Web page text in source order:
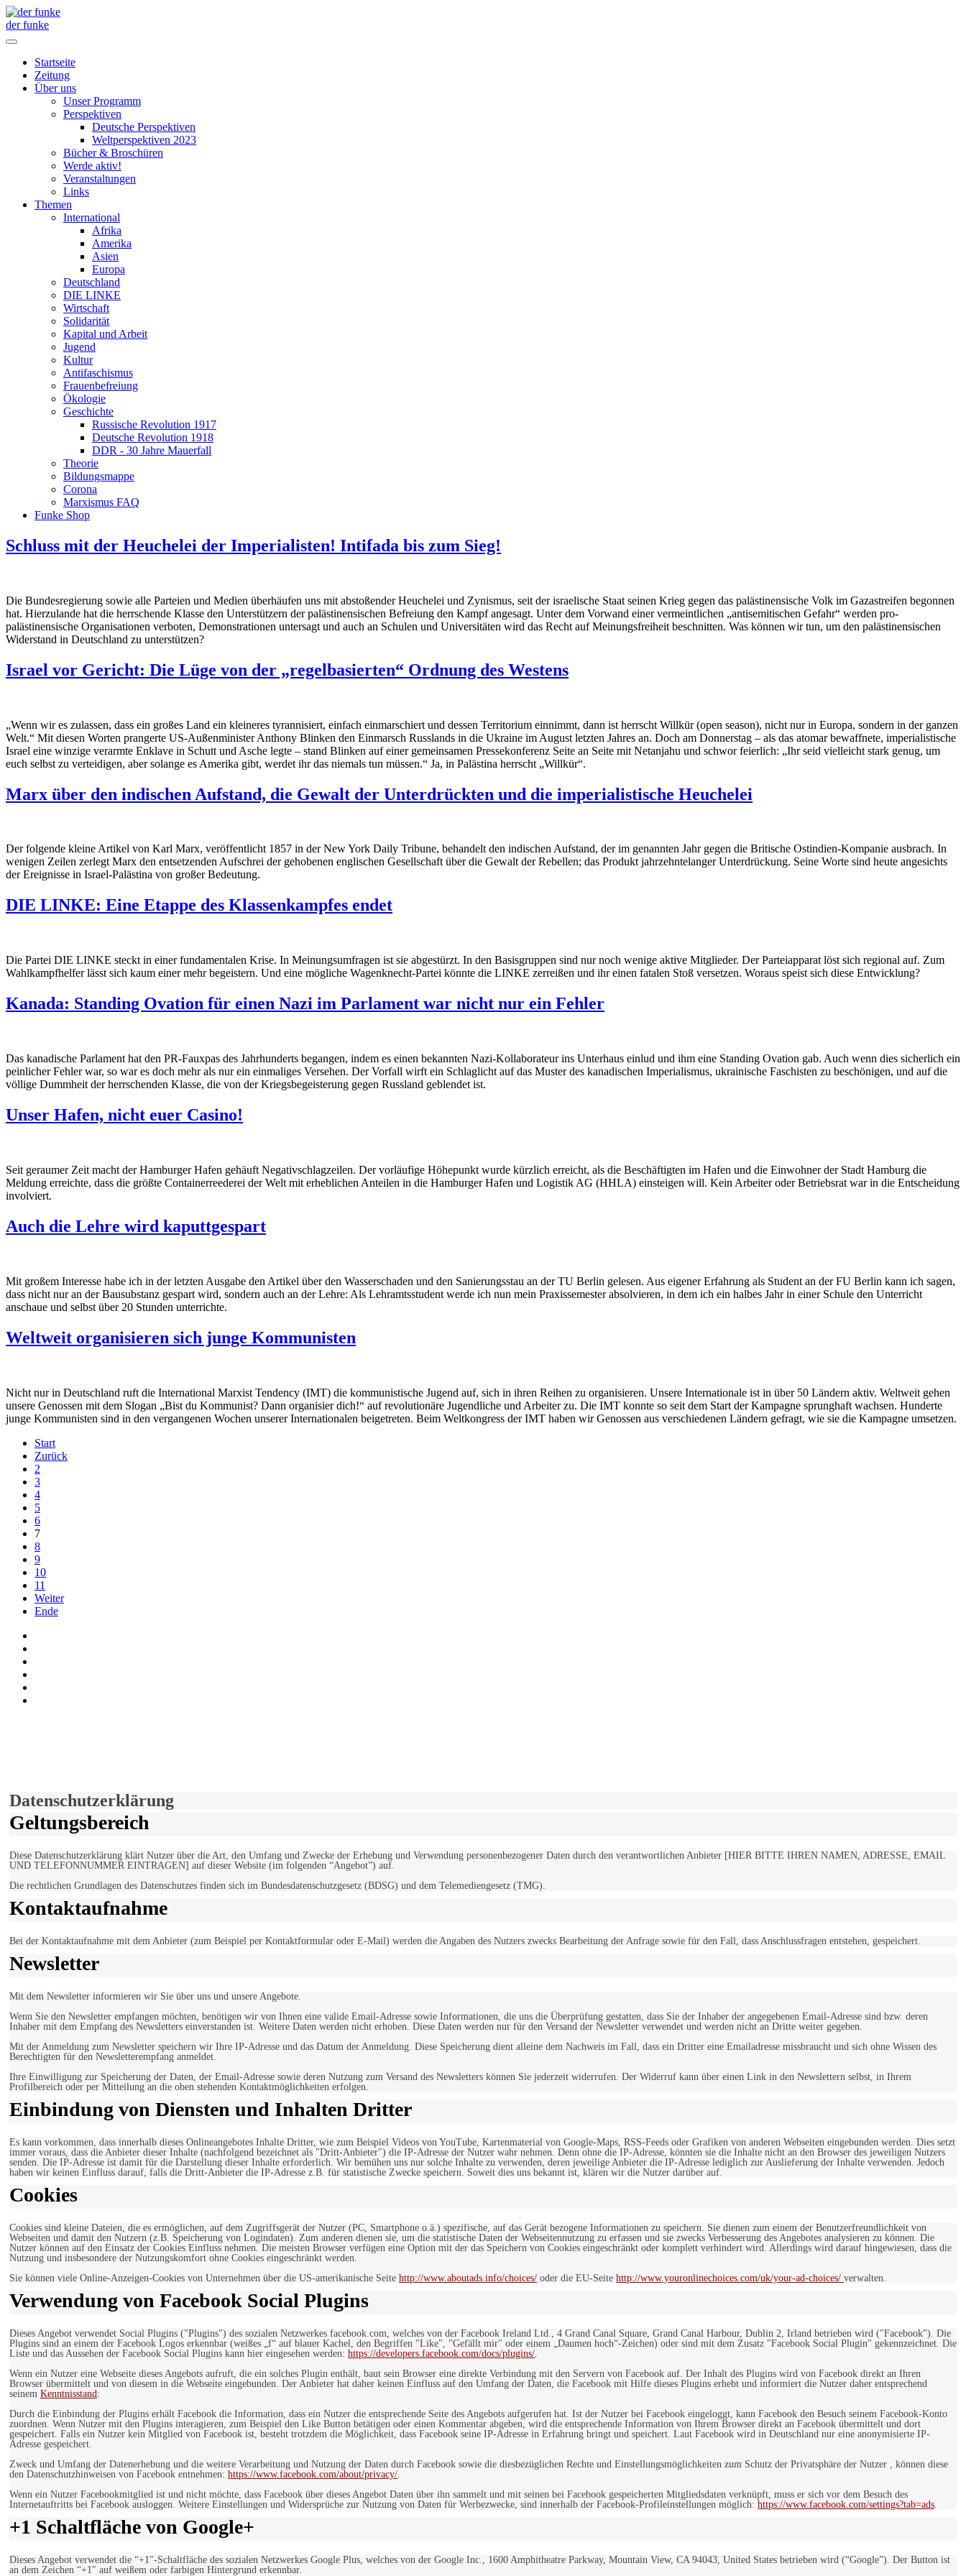
der funke
Startseite
Zeitung
Über uns
Unser Programm
Perspektiven
Deutsche Perspektiven
Weltperspektiven 2023
Bücher & Broschüren
Werde aktiv!
Veranstaltungen
Links
Themen
International
Afrika
Amerika
Asien
Europa
Deutschland
DIE LINKE
Wirtschaft
Solidarität
Kapital und Arbeit
Jugend
Kultur
Antifaschismus
Frauenbefreiung
Ökologie
Geschichte
Russische Revolution 1917
Deutsche Revolution 1918
DDR - 30 Jahre Mauerfall
Theorie
Bildungsmappe
Corona
Marxismus FAQ
Funke Shop
Schluss mit der Heuchelei der Imperialisten! Intifada bis zum Sieg!
Die Bundesregierung sowie alle Parteien und Medien überhäufen uns mit abstoßender Heuchelei und Zynismus, seit der israelische Staat seinen Krieg gegen das palästinensische Volk im Gazastreifen begonnen
hat. Hierzulande hat die herrschende Klasse den Unterstützern der palästinensischen Befreiung den Kampf angesagt. Unter dem Vorwand einer vermeintlichen „antisemitischen Gefahr“ werden pro-
palästinensische Organisationen verboten, Demonstrationen untersagt und auch an Schulen und Universitäten wird das Recht auf Meinungsfreiheit beschnitten. Was können wir tun, um den palästinensischen
Widerstand in Deutschland zu unterstützen?
Israel vor Gericht: Die Lüge von der „regelbasierten“ Ordnung des Westens
„Wenn wir es zulassen, dass ein großes Land ein kleineres tyrannisiert, einfach einmarschiert und dessen Territorium einnimmt, dann ist herrscht Willkür (open season), nicht nur in Europa, sondern in der ganzen
Welt.“ Mit diesen Worten prangerte US-Außenminister Anthony Blinken den Einmarsch Russlands in die Ukraine im August letzten Jahres an. Doch am Donnerstag – als das atomar bewaffnete, imperialistische
Israel eine winzige verarmte Enklave in Schutt und Asche legte – stand Blinken auf einer gemeinsamen Pressekonferenz Seite an Seite mit Netanjahu und schwor feierlich: „Ihr seid vielleicht stark genug, um
euch selbst zu verteidigen, aber solange es Amerika gibt, werdet ihr das niemals tun müssen.“ Ja, in Palästina herrscht „Willkür“.
Marx über den indischen Aufstand, die Gewalt der Unterdrückten und die imperialistische Heuchelei
Der folgende kleine Artikel von Karl Marx, veröffentlicht 1857 in derNew York Daily Tribune, behandelt den indischen Aufstand, der im genannten Jahr gegen die Britische Ostindien-Kompanie ausbrach. In
wenigen Zeilen zerlegt Marx den entsetzenden Aufschrei der gehobenen englischen Gesellschaft über die Gewalt der Rebellen; das Produkt jahrzehntelanger Unterdrückung. Seine Worte sind heute angesichts
der Ereignisse in Israel-Palästina von großer Bedeutung.
DIE LINKE: Eine Etappe des Klassenkampfes endet
Die Partei DIE LINKE steckt in einer fundamentalen Krise. In Meinungsumfragen ist sie abgestürzt. In den Basisgruppen sind nur noch wenige aktive Mitglieder. Der Parteiapparat löst sich regional auf. Zum
Wahlkampfhelfer lässt sich kaum einer mehr begeistern. Und eine mögliche Wagenknecht-Partei könnte die LINKE zerreißen und ihr einen fatalen Stoß versetzen. Woraus speist sich diese Entwicklung?
Kanada: Standing Ovation für einen Nazi im Parlament war nicht nur ein Fehler
Das kanadische Parlament hat den PR-Fauxpas des Jahrhunderts begangen, indem es einen bekannten Nazi-Kollaborateur ins Unterhaus einlud und ihm eine Standing Ovation gab. Auch wenn dies sicherlich ein
peinlicher Fehler war, so war es doch mehr als nur ein einmaliges Versehen. Der Vorfall wirft ein Schlaglicht auf das Muster des kanadischen Imperialismus, ukrainische Faschisten zu beschönigen, und auf die
völlige Dummheit der herrschenden Klasse, die von der Kriegsbegeisterung gegen Russland geblendet ist.
Unser Hafen, nicht euer Casino!
Seit geraumer Zeit macht der Hamburger Hafen gehäuft Negativschlagzeilen. Der vorläufige Höhepunkt wurde kürzlich erreicht, als die Beschäftigten im Hafen und die Einwohner der Stadt Hamburg die
Meldung erreichte, dass die größte Containerreederei der Welt mit erheblichen Anteilen in die Hamburger Hafen und Logistik AG (HHLA) einsteigen will. Kein Arbeiter oder Betriebsrat war in die Entscheidung
involviert.
Auch die Lehre wird kaputtgespart
Mit großem Interesse habe ich in der letzten Ausgabe den Artikel über den Wasserschaden und den Sanierungsstau an der TU Berlin gelesen. Aus eigener Erfahrung als Student an der FU Berlin kann ich sagen,
dass nicht nur an der Bausubstanz gespart wird, sondern auch an der Lehre: Als Lehramtsstudent werde ich nun mein Praxissemester absolvieren, in dem ich ein halbes Jahr in einer Schule den Unterricht
anschaue und selbst über 20 Stunden unterrichte.
Weltweit organisieren sich junge Kommunisten
Nicht nur in Deutschland ruft die International Marxist Tendency (IMT) die kommunistische Jugend auf, sich in ihren Reihen zu organisieren. Unsere Internationale ist in über 50 Ländern aktiv. Weltweit gehen
unsere Genossen mit dem Slogan „Bist du Kommunist? Dann organisier dich!“ auf revolutionäre Jugendliche und Arbeiter zu. Die IMT konnte so seit dem Start der Kampagne sprunghaft wachsen. Hunderte
junge Kommunisten sind in den vergangenen Wochen unserer Internationalen beigetreten. Beim Weltkongress der IMT haben wir Genossen aus verschiedenen Ländern gefragt, wie sie die Kampagne umsetzen.
Start
Zurück
2
3
4
5
6
7
8
9
10
11
Weiter
Ende
Datenschutzerklärung
Geltungsbereich
Diese Datenschutzerklärung klärt Nutzer über die Art, den Umfang und Zwecke der Erhebung und Verwendung personenbezogener Daten durch den verantwortlichen Anbieter [HIER BITTE IHREN NAMEN, ADRESSE, EMAIL
UND TELEFONNUMMER EINTRAGEN] auf dieser Website (im folgenden “Angebot”) auf.
Die rechtlichen Grundlagen des Datenschutzes finden sich im Bundesdatenschutzgesetz (BDSG) und dem Telemediengesetz (TMG).
Kontaktaufnahme
Bei der Kontaktaufnahme mit dem Anbieter (zum Beispiel per Kontaktformular oder E-Mail) werden die Angaben des Nutzers zwecks Bearbeitung der Anfrage sowie für den Fall, dass Anschlussfragen entstehen, gespeichert.
Newsletter
Mit dem Newsletter informieren wir Sie über uns und unsere Angebote.
Wenn Sie den Newsletter empfangen möchten, benötigen wir von Ihnen eine valide Email-Adresse sowie Informationen, die uns die Überprüfung gestatten, dass Sie der Inhaber der angegebenen Email-Adresse sind bzw. deren
Inhaber mit dem Empfang des Newsletters einverstanden ist. Weitere Daten werden nicht erhoben. Diese Daten werden nur für den Versand der Newsletter verwendet und werden nicht an Dritte weiter gegeben.
Mit der Anmeldung zum Newsletter speichern wir Ihre IP-Adresse und das Datum der Anmeldung. Diese Speicherung dient alleine dem Nachweis im Fall, dass ein Dritter eine Emailadresse missbraucht und sich ohne Wissen des
Berechtigten für den Newsletterempfang anmeldet.
Ihre Einwilligung zur Speicherung der Daten, der Email-Adresse sowie deren Nutzung zum Versand des Newsletters können Sie jederzeit widerrufen. Der Widerruf kann über einen Link in den Newslettern selbst, in Ihrem
Profilbereich oder per Mitteilung an die oben stehenden Kontaktmöglichkeiten erfolgen.
Einbindung von Diensten und Inhalten Dritter
Es kann vorkommen, dass innerhalb dieses Onlineangebotes Inhalte Dritter, wie zum Beispiel Videos von YouTube, Kartenmaterial von Google-Maps, RSS-Feeds oder Grafiken von anderen Webseiten eingebunden werden. Dies setzt
immer voraus, dass die Anbieter dieser Inhalte (nachfolgend bezeichnet als "Dritt-Anbieter") die IP-Adresse der Nutzer wahr nehmen. Denn ohne die IP-Adresse, könnten sie die Inhalte nicht an den Browser des jeweiligen Nutzers
senden. Die IP-Adresse ist damit für die Darstellung dieser Inhalte erforderlich. Wir bemühen uns nur solche Inhalte zu verwenden, deren jeweilige Anbieter die IP-Adresse lediglich zur Auslieferung der Inhalte verwenden. Jedoch
haben wir keinen Einfluss darauf, falls die Dritt-Anbieter die IP-Adresse z.B. für statistische Zwecke speichern. Soweit dies uns bekannt ist, klären wir die Nutzer darüber auf.
Cookies
Cookies sind kleine Dateien, die es ermöglichen, auf dem Zugriffsgerät der Nutzer (PC, Smartphone o.ä.) spezifische, auf das Gerät bezogene Informationen zu speichern. Sie dienen zum einem der Benutzerfreundlichkeit von
Webseiten und damit den Nutzern (z.B. Speicherung von Logindaten). Zum anderen dienen sie, um die statistische Daten der Webseitennutzung zu erfassen und sie zwecks Verbesserung des Angebotes analysieren zu können. Die
Nutzer können auf den Einsatz der Cookies Einfluss nehmen. Die meisten Browser verfügen eine Option mit der das Speichern von Cookies eingeschränkt oder komplett verhindert wird. Allerdings wird darauf hingewiesen, dass die
Nutzung und insbesondere der Nutzungskomfort ohne Cookies eingeschränkt werden.
Sie können viele Online-Anzeigen-Cookies von Unternehmen über die US-amerikanische Seite http://www.aboutads.info/choices/ oder die EU-Seite http://www.youronlinechoices.com/uk/your-ad-choices/ verwalten.
Verwendung von Facebook Social Plugins
Dieses Angebot verwendet Social Plugins ("Plugins") des sozialen Netzwerkes facebook.com, welches von der Facebook Ireland Ltd., 4 Grand Canal Square, Grand Canal Harbour, Dublin 2, Irland betrieben wird ("Facebook"). Die
Plugins sind an einem der Facebook Logos erkennbar (weißes „f“ auf blauer Kachel, den Begriffen "Like", "Gefällt mir" oder einem „Daumen hoch“-Zeichen) oder sind mit dem Zusatz "Facebook Social Plugin" gekennzeichnet. Die
Liste und das Aussehen der Facebook Social Plugins kann hier eingesehen werden: https://developers.facebook.com/docs/plugins/.
Wenn ein Nutzer eine Webseite dieses Angebots aufruft, die ein solches Plugin enthält, baut sein Browser eine direkte Verbindung mit den Servern von Facebook auf. Der Inhalt des Plugins wird von Facebook direkt an Ihren
Browser übermittelt und von diesem in die Webseite eingebunden. Der Anbieter hat daher keinen Einfluss auf den Umfang der Daten, die Facebook mit Hilfe dieses Plugins erhebt und informiert die Nutzer daher entsprechend
seinem Kenntnisstand:
Durch die Einbindung der Plugins erhält Facebook die Information, dass ein Nutzer die entsprechende Seite des Angebots aufgerufen hat. Ist der Nutzer bei Facebook eingeloggt, kann Facebook den Besuch seinem Facebook-Konto
zuordnen. Wenn Nutzer mit den Plugins interagieren, zum Beispiel den Like Button betätigen oder einen Kommentar abgeben, wird die entsprechende Information von Ihrem Browser direkt an Facebook übermittelt und dort
gespeichert. Falls ein Nutzer kein Mitglied von Facebook ist, besteht trotzdem die Möglichkeit, dass Facebook seine IP-Adresse in Erfahrung bringt und speichert. Laut Facebook wird in Deutschland nur eine anonymisierte IP-
Adresse gespeichert.
Zweck und Umfang der Datenerhebung und die weitere Verarbeitung und Nutzung der Daten durch Facebook sowie die diesbezüglichen Rechte und Einstellungsmöglichkeiten zum Schutz der Privatsphäre der Nutzer , können diese
den Datenschutzhinweisen von Facebook entnehmen: https://www.facebook.com/about/privacy/.
Wenn ein Nutzer Facebookmitglied ist und nicht möchte, dass Facebook über dieses Angebot Daten über ihn sammelt und mit seinen bei Facebook gespeicherten Mitgliedsdaten verknüpft, muss er sich vor dem Besuch des
Internetauftritts bei Facebook ausloggen. Weitere Einstellungen und Widersprüche zur Nutzung von Daten für Werbezwecke, sind innerhalb der Facebook-Profileinstellungen möglich: https://www.facebook.com/settings?tab=ads.
+1 Schaltfläche von Google+
Dieses Angebot verwendet die “+1″-Schaltfläche des sozialen Netzwerkes Google Plus, welches von der Google Inc., 1600 Amphitheatre Parkway, Mountain View, CA 94043, United States betrieben wird (“Google”). Der Button ist
an dem Zeichen “+1″ auf weißem oder farbigen Hintergrund erkennbar.